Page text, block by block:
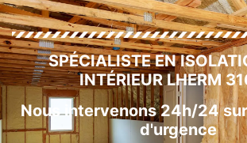
SPÉCIALISTE EN
INTÉRIEUR LHERM
Nous intervenons 24h/24
d'urgence